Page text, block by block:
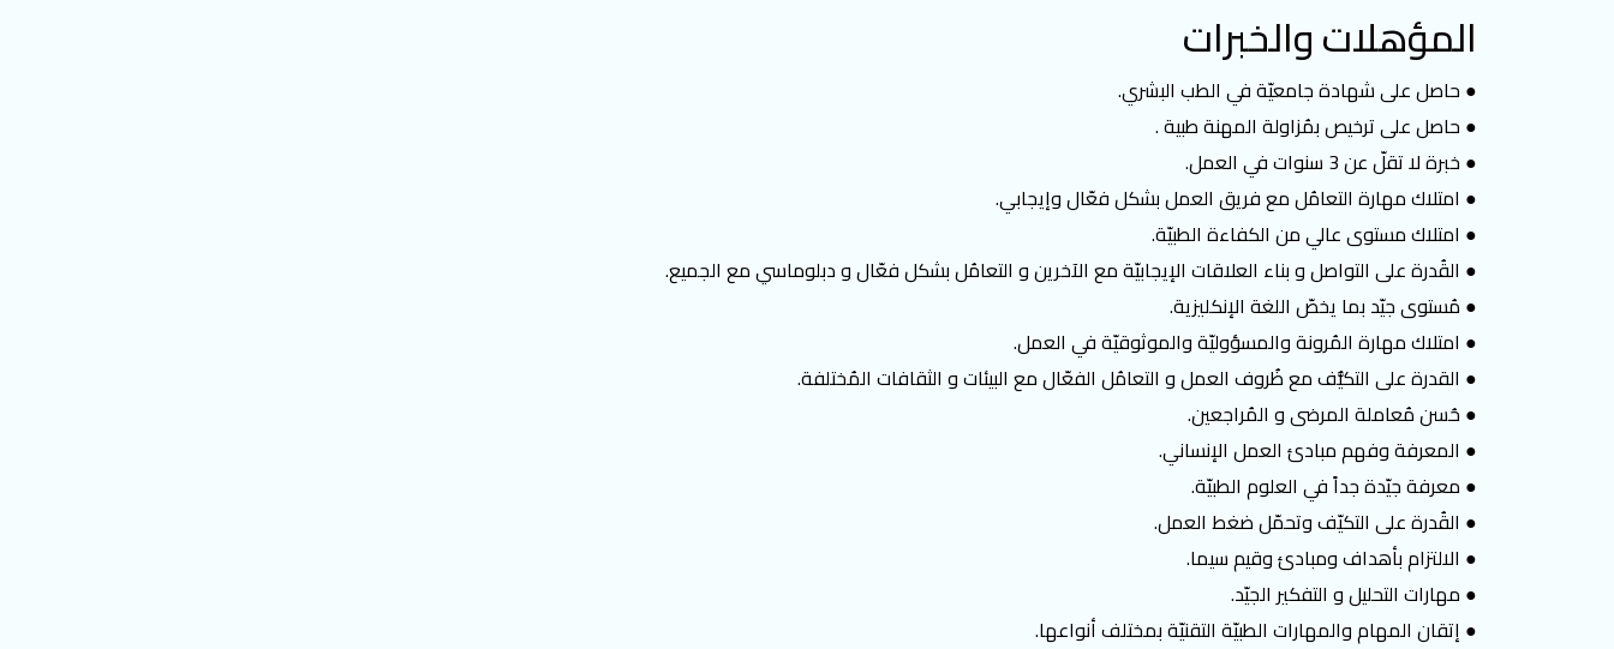
المؤهلات والخبرات
● حاصل على شهادة جامعيّة في الطب البشري.
● حاصل على ترخيص بمُزاولة المهنة طبية .
● خبرة لا تقلّ عن 3 سنوات في العمل.
● امتلاك مهارة التعامُل مع فريق العمل بشكل فعّال وإيجابي.
● امتلاك مستوى عالي من الكفاءة الطبيّة.
● القُدرة على التواصل و بناء العلاقات الإيجابيّة مع الآخرين و التعامُل بشكل فعّال و دبلوماسي مع الجميع.
● مُستوى جيّد بما يخصّ اللغة الإنكليزية.
● امتلاك مهارة المُرونة والمسؤوليّة والموثوقيّة في العمل.
● القدرة على التكيُّف مع ظُروف العمل و التعامُل الفعّال مع البيئات و الثقافات المُختلفة.
● حُسن مُعاملة المرضى و المُراجعين.
● المعرفة وفهم مبادئ العمل الإنساني.
● معرفة جيّدة جداً في العلوم الطبيّة.
● القُدرة على التكيّف وتحمّل ضغط العمل.
● الالتزام بأهداف ومبادئ وقيم سيما.
● مهارات التحليل و التفكير الجيّد.
● إتقان المهام والمهارات الطبيّة التقنيّة بمختلف أنواعها.